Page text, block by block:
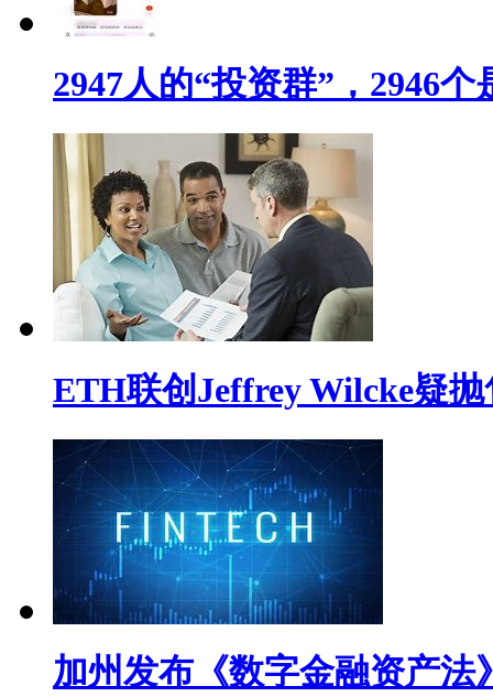
2947人的“投资群”，2946
ETH联创Jeffrey Wilcke疑
加州发布《数字金融资产